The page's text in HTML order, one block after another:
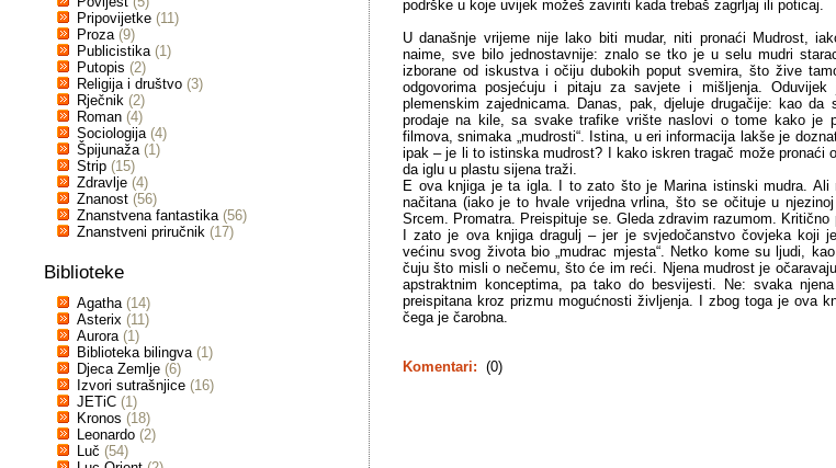
Pripovijetke (11)
Proza (9)
Publicistika (1)
Putopis (2)
Religija i društvo (3)
Rječnik (2)
Roman (4)
Sociologija (4)
Špijunaža (1)
Strip (15)
Zdravlje (4)
Znanost (56)
Znanstvena fantastika (56)
Znanstveni priručnik (17)
Biblioteke
Agatha (14)
Asterix (11)
Aurora (1)
Biblioteka bilingva (1)
Djeca Zemlje (6)
Izvori sutrašnjice (16)
JETiC (1)
Kronos (18)
Leonardo (2)
Luč (54)
podrške u koje uvijek možeš zaviriti kada trebaš zagrljaj ili poticaj.
U današnje vrijeme nije lako biti mudar, niti pronaći Mudrost,
naime, sve bilo jednostavnije: znalo se tko je u selu mudri
izborane od iskustva i očiju dubokih poput svemira, što žive
odgovorima posjećuju i pitaju za savjete i mišljenja.
plemenskim zajednicama. Danas, pak, djeluje drugačije: kao
prodaje na kile, sa svake trafike vrište naslovi o tome kako je
filmova, snimaka „mudrosti“. Istina, u eri informacija lakše je
ipak – je li to istinska mudrost? I kako iskren tragač može pronaći
da iglu u plastu sijena traži.
E ova knjiga je ta igla. I to zato što je Marina istinski mudra. Ali
načitana (iako je to hvale vrijedna vrlina, što se očituje u
Srcem. Promatra. Preispituje se. Gleda zdravim razumom.
I zato je ova knjiga dragulj – jer je svjedočanstvo čovjeka koji
većinu svog života bio „mudrac mjesta“. Netko kome su ljudi,
čuju što misli o nečemu, što će im reći. Njena mudrost je
apstraktnim konceptima, pa tako do besvijesti. Ne: svaka
preispitana kroz prizmu mogućnosti življenja. I zbog toga je ova
čega je čarobna.
Komentari: (0)